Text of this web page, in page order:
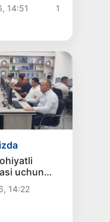
yangi
14:51
1
uchun
14:22